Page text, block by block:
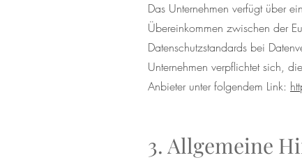
Das Unternehmen verfügt über
Übereinkommen zwischen der
Datenschutzstandards bei
Unternehmen verpflichtet sich,
Anbieter unter folgendem Link:
3. Allgemeine